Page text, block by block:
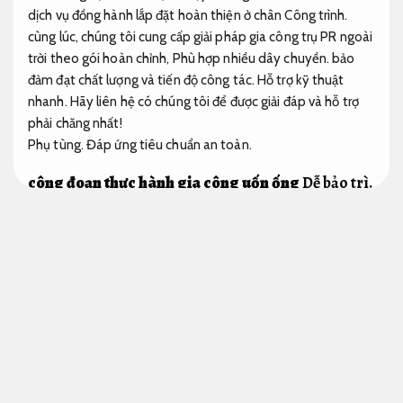
dịch vụ đồng hành lắp đặt hoàn thiện ở chân Công trình.
cùng lúc, chúng tôi cung cấp giải pháp gia công trụ PR ngoài
trời theo gói hoàn chỉnh, Phù hợp nhiều dây chuyền. bảo
đảm đạt chất lượng và tiến độ công tác. Hỗ trợ kỹ thuật
nhanh. Hãy liên hệ có chúng tôi để được giải đáp và hỗ trợ
phải chăng nhất!
Phụ tùng. Đáp ứng tiêu chuẩn an toàn.
công đoạn thực hành gia công uốn ốngDễ bảo trì.